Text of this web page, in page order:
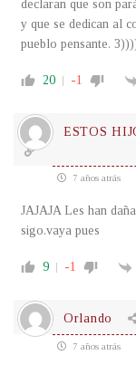
declaran que son
y que se dedican al
pueblo pensante.
20 -1
ESTOS
7 años atrás
JAJAJA Les han
sigo.vaya pues
9 -1
Orlando
7 años atrás